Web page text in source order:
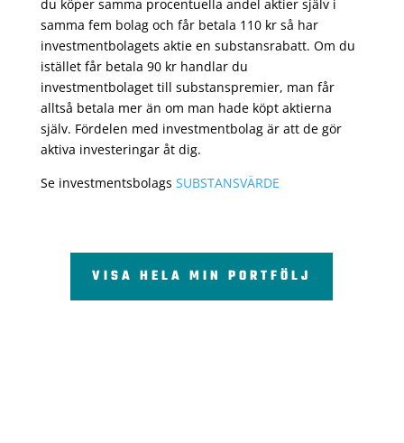
du köper samma procentuella andel aktier själv i
samma fem bolag och får betala 110 kr så har
investmentbolagets aktie en substansrabatt. Om du
istället får betala 90 kr handlar du
investmentbolaget till substanspremier, man får
alltså betala mer än om man hade köpt aktierna
själv. Fördelen med investmentbolag är att de gör
aktiva investeringar åt dig.
Se investmentsbolags SUBSTANSVÄRDE
VISA HELA MIN PORTFÖLJ